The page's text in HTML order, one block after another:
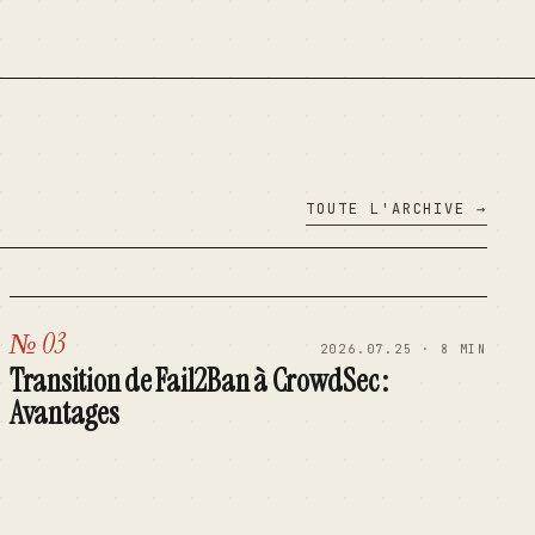
TOUTE L'ARCHIVE →
№ 03 2026.07.25 · 8 MIN
Transition de Fail2Ban à CrowdSec :
Avantages